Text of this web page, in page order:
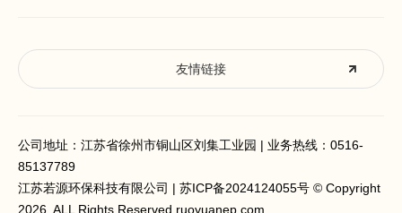
公司地址：江苏省徐州市铜山区刘集工业园 | 业务热线： 0516-
85137789
江苏若源环保科技有限公司 | 苏ICP备2024124055号 © Copyright
2026, ALL Rights Reserved ruoyuanep.com
友情链接